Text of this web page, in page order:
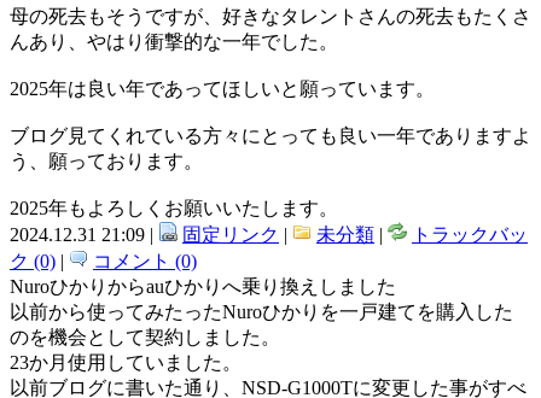
母の死去もそうですが、好きなタレントさんの死去もたくさ
んあり、やはり衝撃的な一年でした。
2025年は良い年であってほしいと願っています。
ブログ見てくれている方々にとっても良い一年でありますよ
う、願っております。
2025年もよろしくお願いいたします。
2024.12.31 21:09 |
固定リンク | 未分類 |
トラックバッ
ク (0) |
コメント (0)
Nuroひかりからauひかりへ乗り換えしました
以前から使ってみたったNuroひかりを一戸建てを購入した
のを機会として契約しました。
23か月使用していました。
以前ブログに書いた通り、NSD-G1000Tに変更した事がすべ